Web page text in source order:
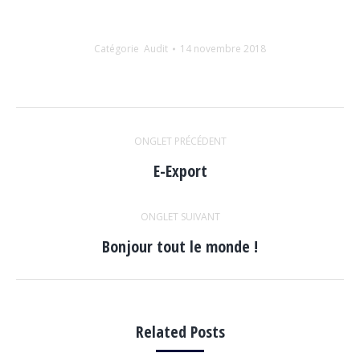
Catégorie Audit 14 novembre 2018
ONGLET PRÉCÉDENT
Onglet
E-Export
ONGLET SUIVANT
Onglet
Bonjour tout le monde !
Related Posts